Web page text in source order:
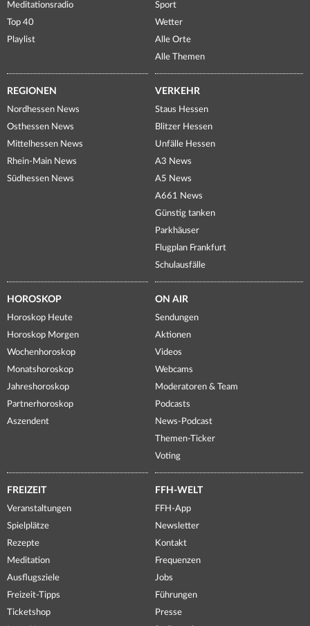
Meditationsradio
Top 40
Playlist
Sport
Wetter
Alle Orte
Alle Themen
REGIONEN
Nordhessen News
Osthessen News
Mittelhessen News
Rhein-Main News
Südhessen News
VERKEHR
Staus Hessen
Blitzer Hessen
Unfälle Hessen
A3 News
A5 News
A661 News
Günstig tanken
Parkhäuser
Flugplan Frankfurt
Schulausfälle
HOROSKOP
Horoskop Heute
Horoskop Morgen
Wochenhoroskop
Monatshoroskop
Jahreshoroskop
Partnerhoroskop
Aszendent
ON AIR
Sendungen
Aktionen
Videos
Webcams
Moderatoren & Team
Podcasts
News-Podcast
Themen-Ticker
Voting
FREIZEIT
Veranstaltungen
Spielplätze
Rezepte
Meditation
Ausflugsziele
Freizeit-Tipps
Ticketshop
FFH-WELT
FFH-App
Newsletter
Kontakt
Frequenzen
Jobs
Führungen
Presse